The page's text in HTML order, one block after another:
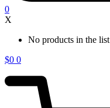
0
X
No products in the list
$0 0